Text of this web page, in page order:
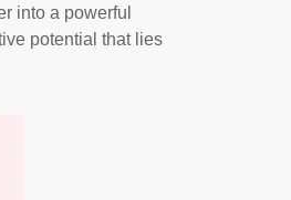
into a powerful
potential that lies